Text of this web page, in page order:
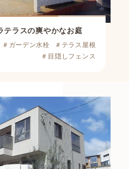
テラスの爽やかなお庭
＃ガーデン水栓
＃テラス屋根
＃目隠しフェンス